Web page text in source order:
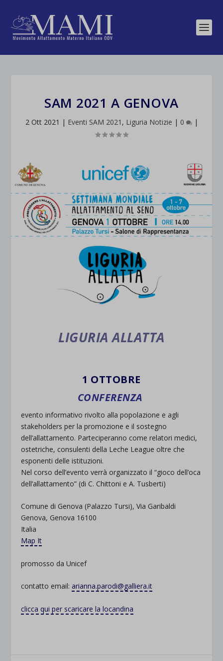
SAM 2021 A GENOVA
2 Ott 2021 | Eventi SAM 2021 , Liguria Notizie | 0 |
LIGURIA ALLATTA
1 OTTOBRE
CONFERENZA
evento informativo rivolto alla popolazione e agli
stakeholders per la promozione e il sostegno
dell’allattamento. Parteciperanno come relatori medici,
ostetriche, consulenti della Leche League oltre che
esponenti delle istituzioni.
Nel corso dell’evento verrà organizzato il “gioco dell’oca
dell’allattamento” (di C. Chittoni e A. Tusberti)
Comune di Genova (Palazzo Tursi), Via Garibaldi
Genova, Genova 16100
Italia
Map It
promosso da Unicef
contatto email:arianna.parodi@galliera.it
clicca qui per scaricare la locandina